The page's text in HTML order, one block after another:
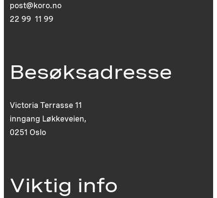
post@koro.no
22 99 11 99
Besøksadresse
Victoria Terrasse 11
inngang Løkkeveien,
0251 Oslo
Viktig info